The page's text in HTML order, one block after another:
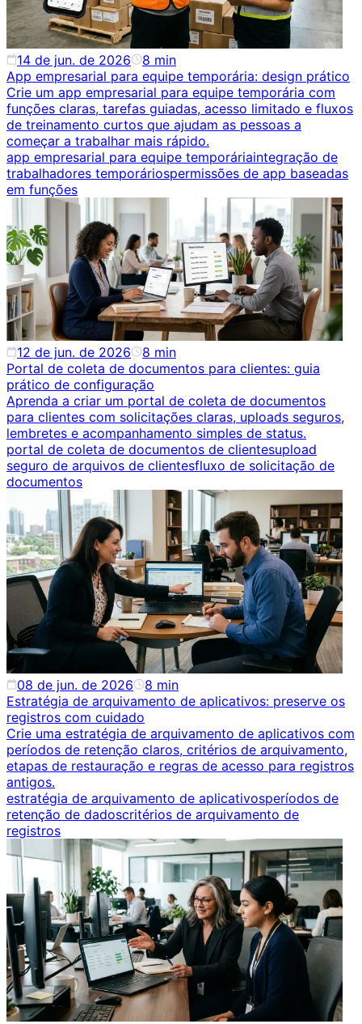
14 de jun. de 2026 8 min
App empresarial para equipe temporária: design prático
Crie um app empresarial para equipe temporária com
funções claras, tarefas guiadas, acesso limitado e fluxos
de treinamento curtos que ajudam as pessoas a
começar a trabalhar mais rápido.
app empresarial para equipe temporáriaintegração de
trabalhadores temporáriospermissões de app baseadas
em funções
12 de jun. de 2026 8 min
Portal de coleta de documentos para clientes: guia
prático de configuração
Aprenda a criar um portal de coleta de documentos
para clientes com solicitações claras, uploads seguros,
lembretes e acompanhamento simples de status.
portal de coleta de documentos de clientesupload
seguro de arquivos de clientesfluxo de solicitação de
documentos
08 de jun. de 2026 8 min
Estratégia de arquivamento de aplicativos: preserve os
registros com cuidado
Crie uma estratégia de arquivamento de aplicativos com
períodos de retenção claros, critérios de arquivamento,
etapas de restauração e regras de acesso para registros
antigos.
estratégia de arquivamento de aplicativosperíodos de
retenção de dadoscritérios de arquivamento de
registros